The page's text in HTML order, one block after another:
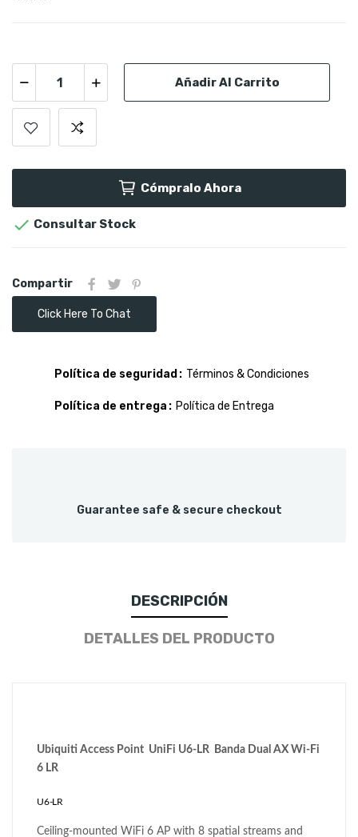
Añadir Al Carrito
Cómpralo Ahora
 Consultar Stock
Compartir
Click Here To Chat
Política de seguridad Términos & Condiciones
Política de entrega Política de Entrega
Guarantee safe & secure checkout
DESCRIPCIÓN
DETALLES DEL PRODUCTO
Ubiquiti Access Point UniFi U6-LR Banda Dual AX Wi-Fi
6 LR
U6-LR
Ceiling-mounted WiFi 6 AP with 8 spatial streams and